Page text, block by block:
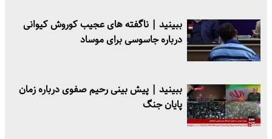
ببینید | ناگفته های عجیب کوروش کیوانی
درباره جاسوسی برای موساد
ببینید | پیش بینی رحیم صفوی درباره زمان
پایان جنگ